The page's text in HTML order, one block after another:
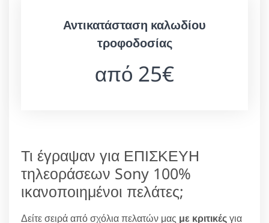
Αντικατάσταση καλωδίου
τροφοδοσίας
από 25€
Τι έγραψαν για ΕΠΙΣΚΕΥΗ
τηλεοράσεων Sony 100%
ικανοποιημένοι πελάτες;
Δείτε σειρά από σχόλια πελατών μας με κριτικέςγια